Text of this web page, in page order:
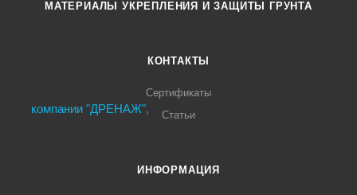
МАТЕРИАЛЫ УКРЕПЛЕНИЯ И ЗАЩИТЫ ГРУНТА
КОНТАКТЫ
Сертификаты
Статьи
ИНФОРМАЦИЯ